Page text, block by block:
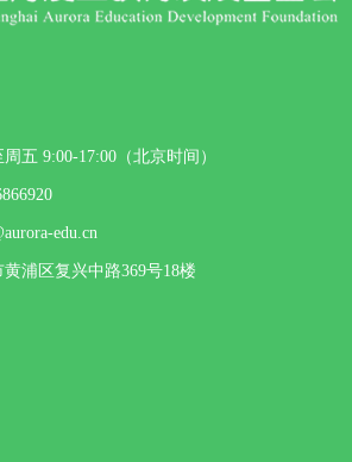
五 9:00-17:00（北京时间）
edu.cn
浦区复兴中路369号18楼